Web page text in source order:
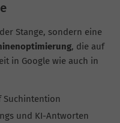
Stange, sondern eine
, die auf
in Google wie auch in
Suchintention
und KI-Antworten